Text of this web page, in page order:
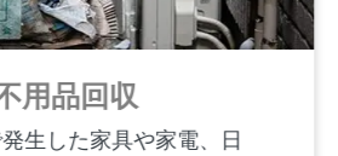
用品回収
生した家具や家電、日